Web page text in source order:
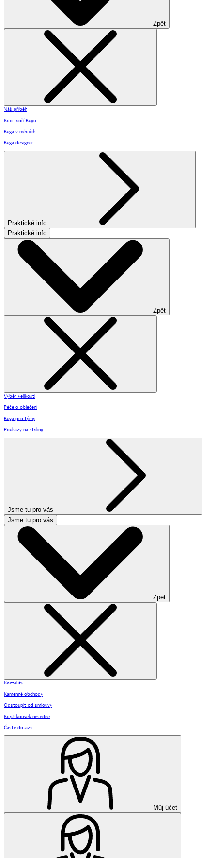
Zpět
Náš příběh
Kdo tvoří Bugu
Buga v médiích
Buga designer
Praktické info
Praktické info
Zpět
Výběr velikosti
Péče o oblečení
Buga pro týmy
Poukazy na styling
Jsme tu pro vás
Jsme tu pro vás
Zpět
Kontakty
Kamenné obchody
Odstoupit od smlouvy
Když kousek nesedne
Časté dotazy
Můj účet